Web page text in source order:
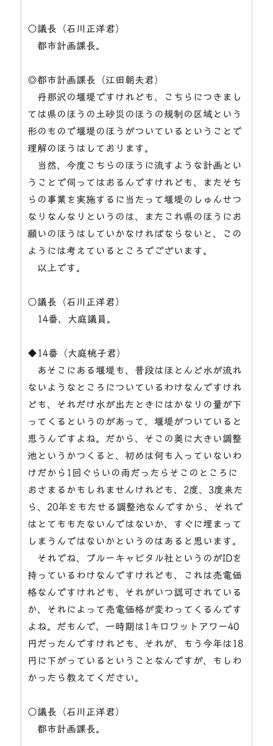
○議長（石川正洋君）
都市計画課長。
◎都市計画課長（江田朝夫君）
丹那沢の堰堤ですけれども、こちらにつきまし
ては県のほうの土砂災のほうの規制の区域という
形のもので堰堤のほうがついているということで
理解のほうはしております。
当然、今度こちらのほうに流すような計画とい
うことで伺ってはおるんですけれども、またそち
らの事業を実施するに当たって堰堤のしゅんせつ
なりなんなりというのは、またこれ県のほうにお
願いのほうはしていかなければならないと、この
ようには考えているところでございます。
以上です。
○議長（石川正洋君）
14番、大庭議員。
◆14番（大庭桃子君）
あそこにある堰堤も、普段はほとんど水が流れ
ないようなところについているわけなんですけれ
ども、それだけ水が出たときにはかなりの量が下
ってくるというのがあって、堰堤がついていると
思うんですよね。だから、そこの奥に大きい調整
池というかつくると、初めは何も入っていないわ
けだから1回ぐらいの雨だったらそこのところに
おさまるかもしれませんけれども、2度、3度来た
ら、20年をもたせる調整池なんですから、それで
はとてももたないんではないか、すぐに埋まって
しまうんではないかというのはあると思います。
それでね、ブルーキャピタル社というのがIDを
持っているわけなんですけれども、これは売電価
格なんですけれども、それがいつ認可されている
か、それによって売電価格が変わってくるんです
よね。だもんで、一時期は1キロワットアワー40
円だったんですけれども、それが、もう今年は18
円に下がっているということなんですが、もしわ
かったら教えてください。
○議長（石川正洋君）
都市計画課長。